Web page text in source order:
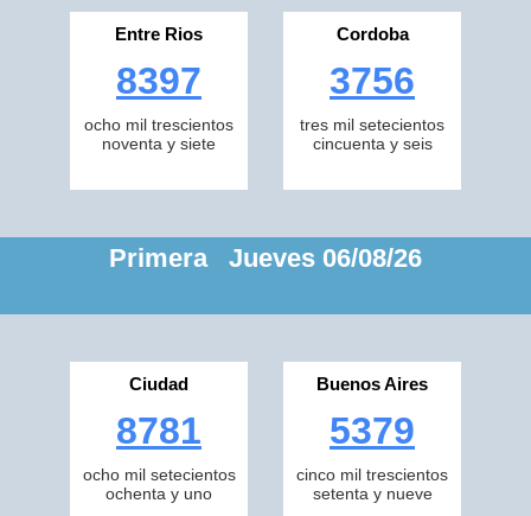
Entre Rios
8397
ocho mil trescientos
noventa y siete
Cordoba
3756
tres mil setecientos
cincuenta y seis
Primera Jueves 06/08/26
Ciudad
8781
ocho mil setecientos
ochenta y uno
Buenos Aires
5379
cinco mil trescientos
setenta y nueve